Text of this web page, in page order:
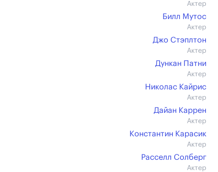
Актер
Билл Мутос
Актер
Джо Стэплтон
Актер
Дункан Патни
Актер
Николас Кайрис
Актер
Дайан Каррен
Актер
Константин Карасик
Актер
Расселл Солберг
Актер